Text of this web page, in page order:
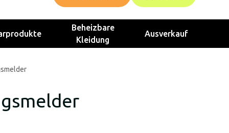
Beheizbare
Kleidung
Ausverkauf